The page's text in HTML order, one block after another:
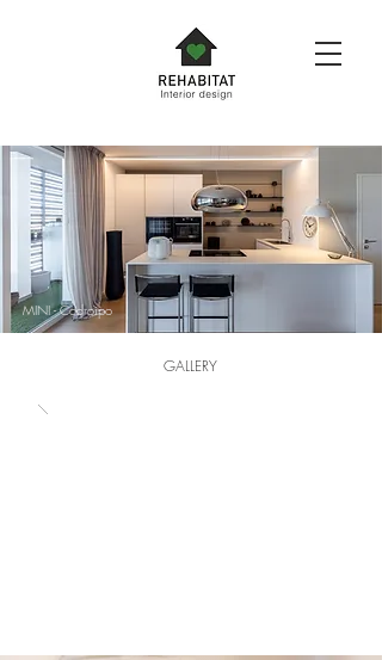
MINI - Codroipo
GALLERY